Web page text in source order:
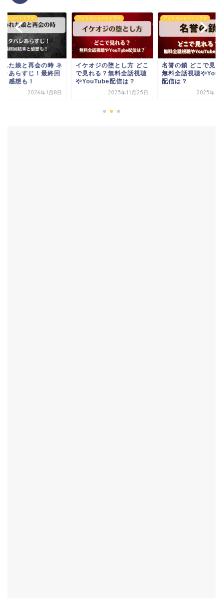
カショートドラマ
オジの堕とし方 どこ
れる？無料全話視聴
配信は？
2025年11月25日
アメリカショートドラマ
名誉の鎖 どこで見れる？
無料全話視聴やYouTube
配信は？
2025年12月3日
アメリカショートドラマ
失われた娘と再会の
タバレあらすじ！最
結末と感想も！
2026年1